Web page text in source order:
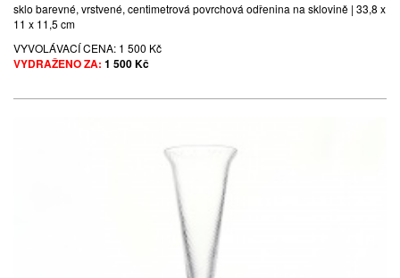
sklo barevné, vrstvené, centimetrová povrchová odřenina na sklovině | 33,8 x
11 x 11,5 cm
VYVOLÁVACÍ CENA: 1 500 Kč
VYDRAŽENO ZA: 1 500 Kč